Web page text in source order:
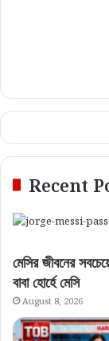
Recent
মেসির জীবনের
বাবা হোর্হে মেসি
August 8, 2026